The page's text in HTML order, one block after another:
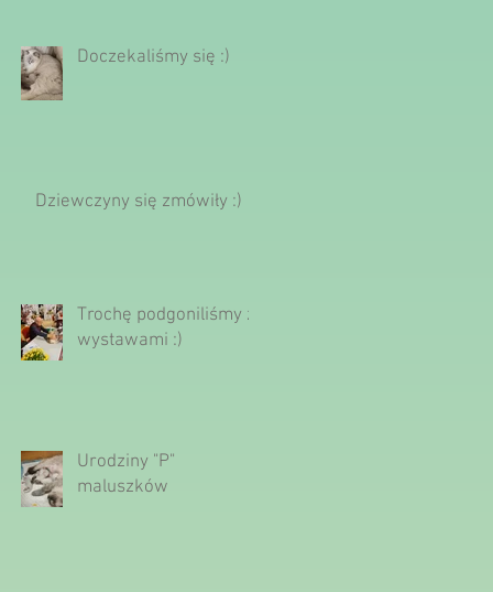
Doczekaliśmy się :)
Dziewczyny się zmówiły :)
Trochę podgoniliśmy z
wystawami :)
Urodziny "P"
maluszków